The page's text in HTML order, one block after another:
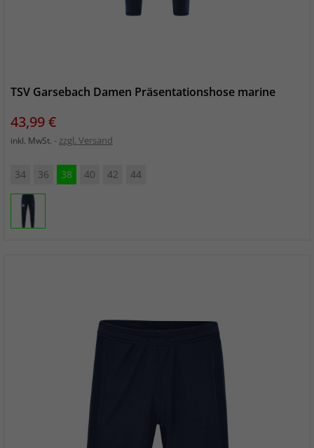
TSV Garsebach Damen Präsentationshose marine
Preis
43,99 €
inkl. MwSt. zzgl. Versand
34 36 38 40 42 44